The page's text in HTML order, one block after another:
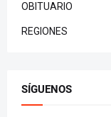
OBITUARIO
REGIONES
SÍGUENOS